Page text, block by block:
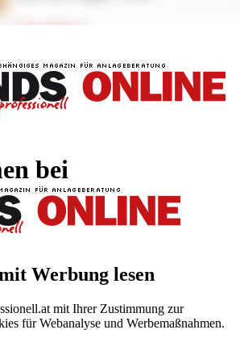
bei
Werbung lesen
mit Ihrer Zustimmung zur
für Webanalyse und Werbemaßnahmen.